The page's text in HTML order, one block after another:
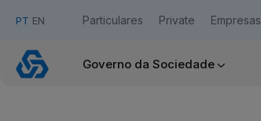
PT EN Particulares Private Empresas
José
Estêvão
de
Vasconcelos
Governo da Sociedade